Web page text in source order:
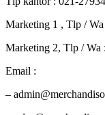
Marketing 1 , Tlp /
Marketing 2, Tlp / Wa
Email :
–